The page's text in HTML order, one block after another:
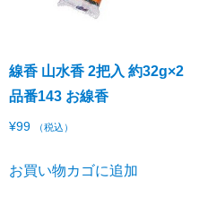
線香 山水香 2把入 約32g×2
品番143 お線香
¥99 （税込）
お買い物カゴに追加